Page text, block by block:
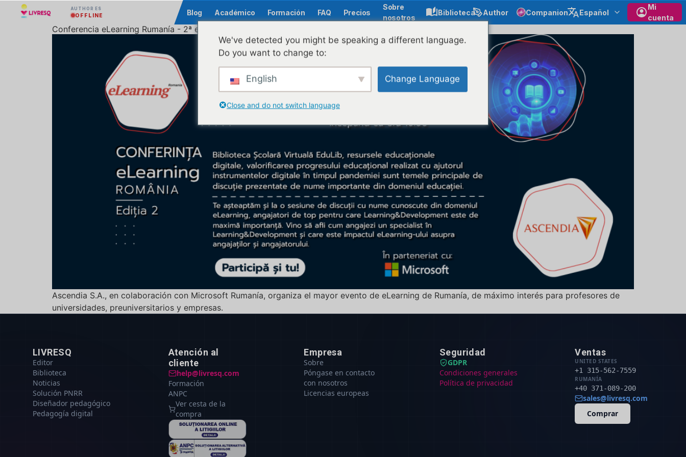
AUTHOR ES
OFFLINE Blog Académico Formación FAQ Precios
Sobre
nosotros
Biblioteca Author Companion Español
Mi
cuenta
Conferencia eLearning Rumanía - 2ª edición
Ascendia S.A., en colaboración con Microsoft Rumanía, organiza el mayor evento de eLearning de Rumanía, de máximo interés para profesores de
universidades, preuniversitarios y empresas.
LIVRESQ
Editor
Biblioteca
Noticias
Solución PNRR
Diseñador pedagógico
Pedagogía digital
Atención al
cliente
help@livresq.com
Formación
ANPC
Ver cesta de la
compra
Empresa
Sobre
Póngase en contacto
con nosotros
Licencias europeas
Seguridad
GDPR
Condiciones generales
Política de privacidad
Ventas
UNITED STATES
+1 315-562-7559
RUMANÍA
+40 371-089-200
sales@livresq.com
Comprar
We've detected you might be speaking a different language.
Do you want to change to:
English Change Language
Close and do not switch language